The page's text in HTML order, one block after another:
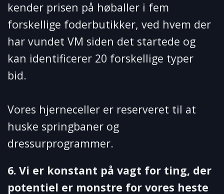
kender prisen på høballer i fem
forskellige foderbutikker, ved hvem der
har vundet VM siden det startede og
kan identificerer 20 forskellige typer
bid.
Vores hjerneceller er reserveret til at
huske springbaner og
dressurprogrammer.
6. Vi er konstant på vagt for ting, der
potentiel er monstre for vores heste